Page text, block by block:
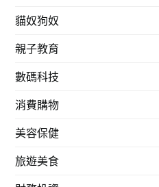
貓奴狗奴
親子教育
數碼科技
消費購物
美容保健
旅遊美食